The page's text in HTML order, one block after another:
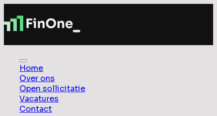
Home
Over ons
Open sollicitatie
Vacatures
Contact